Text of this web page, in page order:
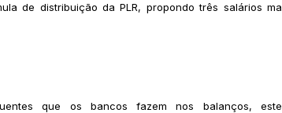
de distribuição da PLR, propondo três salários
que os bancos fazem nos balanços,